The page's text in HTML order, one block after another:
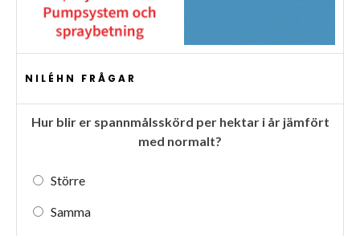
NILÉHN FRÅGAR
Hur blir er spannmålsskörd per hektar i år jämfört
med normalt?
Större
Samma